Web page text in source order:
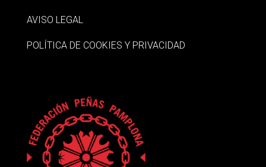
AVISO LEGAL
POLÍTICA DE COOKIES Y PRIVACIDAD